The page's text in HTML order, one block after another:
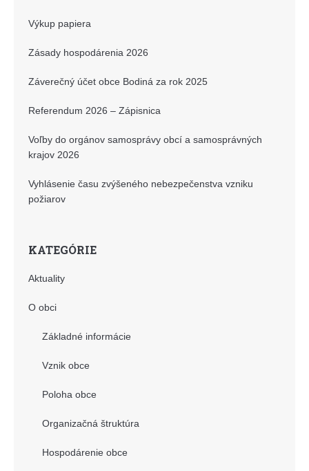
Výkup papiera
Zásady hospodárenia 2026
Záverečný účet obce Bodiná za rok 2025
Referendum 2026 – Zápisnica
Voľby do orgánov samosprávy obcí a samosprávných
krajov 2026
Vyhlásenie času zvýšeného nebezpečenstva vzniku
požiarov
KATEGÓRIE
Aktuality
O obci
Základné informácie
Vznik obce
Poloha obce
Organizačná štruktúra
Hospodárenie obce